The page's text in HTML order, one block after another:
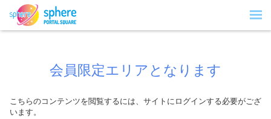
会員限定エリアとなります
こちらのコンテンツを閲覧するには、サイトにログインする必要がござ
います。